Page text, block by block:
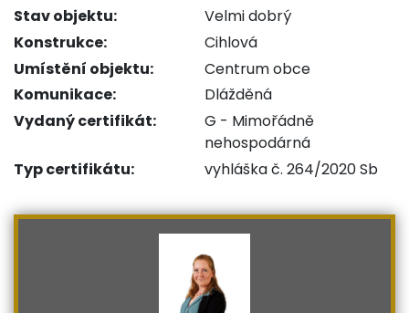
Stav objektu:
Velmi dobrý
Konstrukce:
Cihlová
Umístění objektu:
Centrum obce
Komunikace:
Dlážděná
Vydaný certifikát:
G - Mimořádně
nehospodárná
Typ certifikátu:
vyhláška č. 264/2020 Sb